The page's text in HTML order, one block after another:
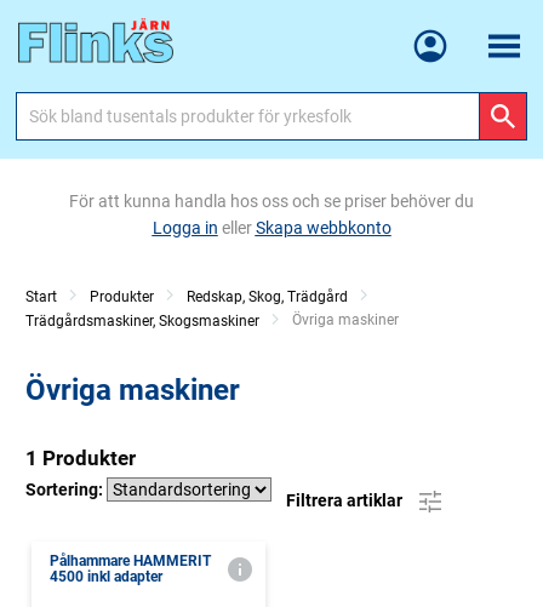
Meny
För att kunna handla hos oss och se priser behöver du
Logga in ellerSkapa webbkonto
Start Produkter
Redskap, Skog, Trädgård
Trädgårdsmaskiner, Skogsmaskiner
Current:
Övriga maskiner
Övriga maskiner
1 Produkter
Sortering:
Filtrera artiklar
Pålhammare HAMMERIT
4500 inkl adapter